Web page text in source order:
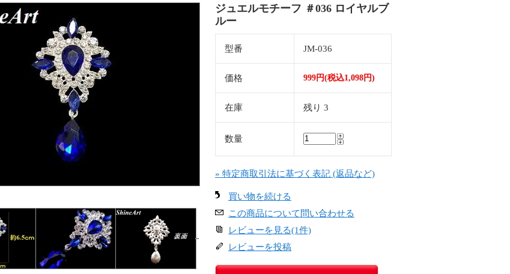
ジュエルモチーフ ＃036 ロイヤルブ
ルー
型番 JM-036
価格 999円(税込1,098円)
在庫 残り 3
数量
» 特定商取引法に基づく表記 (返品など)
買い物を続ける
この商品について問い合わせる
レビューを見る(1件)
レビューを投稿